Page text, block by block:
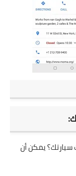
سيارتك؟ يمكن أن